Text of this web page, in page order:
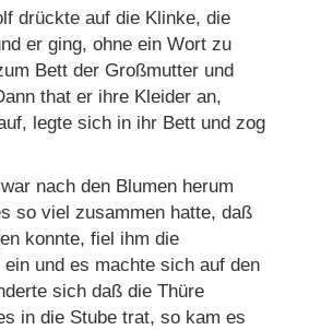
drückte auf die Klinke, die
er ging, ohne ein Wort zu
Bett der Großmutter und
that er ihre Kleider an,
legte sich in ihr Bett und zog
nach den Blumen herum
so viel zusammen hatte, daß
konnte, fiel ihm die
und es machte sich auf den
sich daß die Thüre
in die Stube trat, so kam es